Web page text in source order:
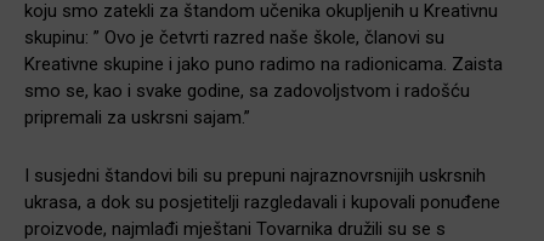
koju smo zatekli za štandom učenika okupljenih u Kreativnu
skupinu: ” Ovo je četvrti razred naše škole, članovi su
Kreativne skupine i jako puno radimo na radionicama. Zaista
smo se, kao i svake godine, sa zadovoljstvom i radošću
pripremali za uskrsni sajam.”
I susjedni štandovi bili su prepuni najraznovrsnijih uskrsnih
ukrasa, a dok su posjetitelji razgledavali i kupovali ponuđene
proizvode, najmlađi mještani Tovarnika družili su se s